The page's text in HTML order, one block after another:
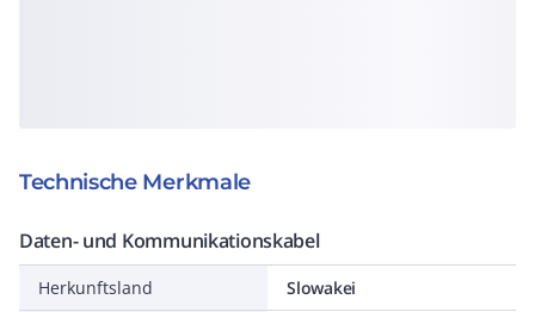
Technische Merkmale
Daten- und Kommunikationskabel
Herkunftsland
Slowakei